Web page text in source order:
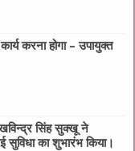
करना होगा – उपायुक्त
सिंह सुक्खू ने
का शुभारंभ किया।